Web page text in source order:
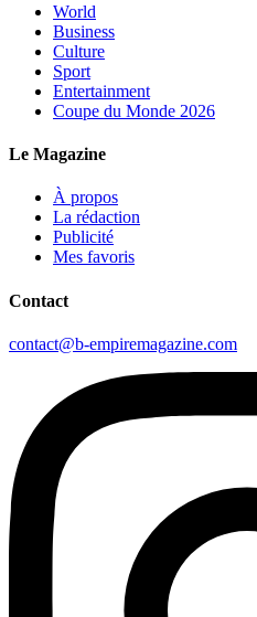
World
Business
Culture
Sport
Entertainment
Coupe du Monde 2026
Le Magazine
À propos
La rédaction
Publicité
Mes favoris
Contact
contact@b-empiremagazine.com